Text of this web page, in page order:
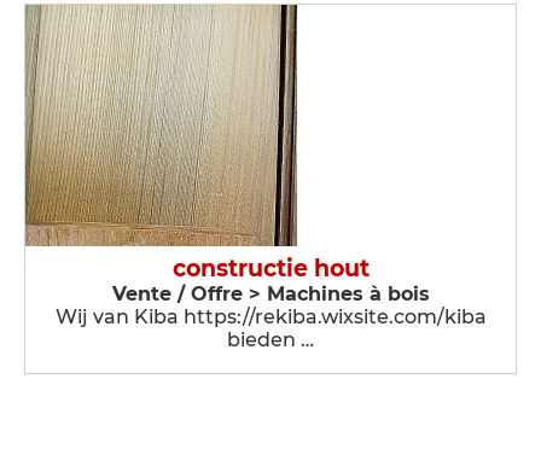
constructie hout
Vente / Offre > Machines à bois
Wij van Kiba https://rekiba.wixsite.com/kiba
bieden …